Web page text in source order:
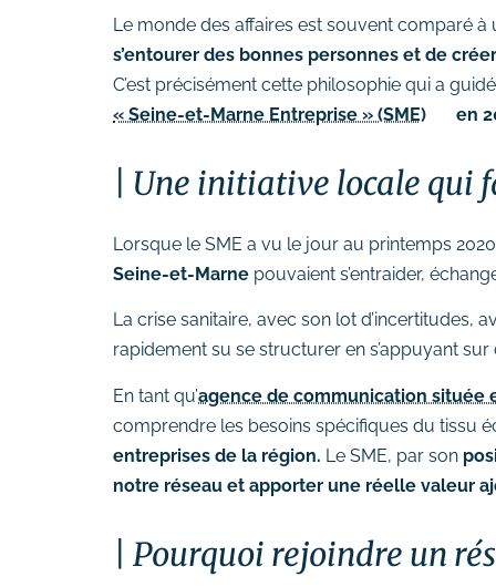
# Formation Photoshop
# Formation Intelligence
Artificielle
Le monde des affaires est souvent comparé
s’entourer des bonnes personnes et de
C’est précisément cette philosophie qui a
« Seine-et-Marne Entreprise » (SME)
en
Une initiative locale qui
Lorsque le SME a vu le jour au printemps
Seine-et-Marne pouvaient s’entraider,
La crise sanitaire, avec son lot d’incertitudes,
rapidement su se structurer en s’appuyant sur
En tant qu’agence de communication située
comprendre les besoins spécifiques du tissu
entreprises de la région. Le SME, par son
notre réseau et apporter une réelle valeur
Pourquoi rejoindre un